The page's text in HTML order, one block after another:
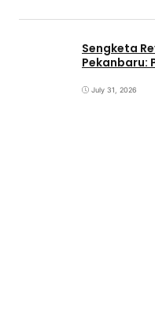
Sengketa
Pekanbaru:
July 31, 2026